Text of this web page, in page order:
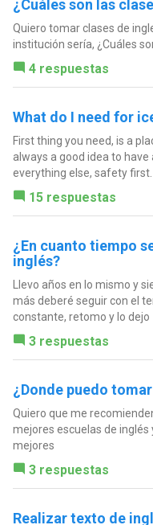
¿Cuáles son las
Quiero tomar clases de
institución sería, ¿Cuáles
4 respuestas
What do I need for
First thing you need, is a
always a good idea to have
everything else, safety first.
15 respuestas
¿En cuanto tiempo
inglés?
Llevo años en lo mismo y
más deberé seguir con el
constante, retomo y lo dejo
3 respuestas
¿Donde puedo
Quiero que me
mejores escuelas de inglés
mejores
3 respuestas
Realizar texto de